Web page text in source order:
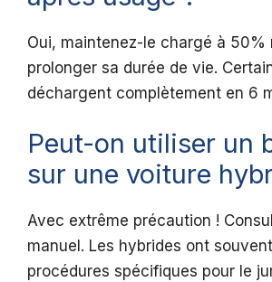
Oui, maintenez-le chargé à 50%
prolonger sa durée de vie.
déchargent complètement en 6
Peut-on utiliser un
sur une voiture
Avec extrême précaution !
manuel. Les hybrides ont
procédures spécifiques pour le